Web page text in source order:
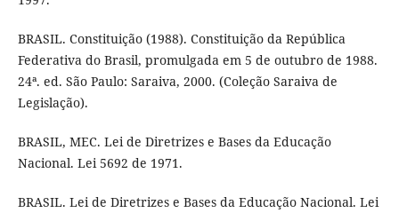
BRASIL. Constituição (1988). Constituição da República
Federativa do Brasil, promulgada em 5 de outubro de 1988.
24ª. ed. São Paulo: Saraiva, 2000. (Coleção Saraiva de
Legislação).
BRASIL, MEC. Lei de Diretrizes e Bases da Educação
Nacional. Lei 5692 de 1971.
BRASIL. Lei de Diretrizes e Bases da Educação Nacional. Lei